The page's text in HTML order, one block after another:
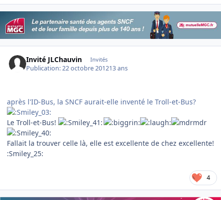
Invité JLChauvin Invités
Publication:22 octobre 201213 ans
après l'ID-Bus, la SNCF aurait-elle inventé le Troll-et-Bus?
Le Troll-et-Bus!
Fallait la trouver celle là, elle est excellente de chez excellente!
:Smiley_25:
4